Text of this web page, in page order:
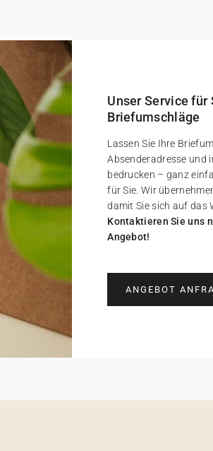
Unser Service für
Briefumschläge
Lassen Sie Ihre
Absenderadresse und
bedrucken – ganz
für Sie. Wir
damit Sie sich auf das
Kontaktieren Sie uns
Angebot!
ANGEBOT